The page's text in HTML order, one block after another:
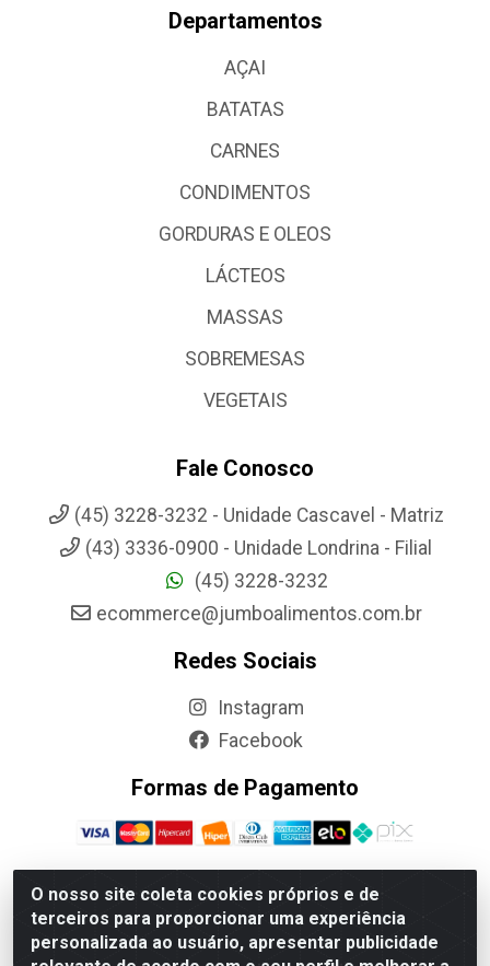
O nosso site coleta cookies próprios e de
terceiros para proporcionar uma experiência
personalizada ao usuário, apresentar publicidade
Departamentos
AÇAI
BATATAS
CARNES
CONDIMENTOS
GORDURAS E OLEOS
LÁCTEOS
MASSAS
SOBREMESAS
VEGETAIS
Fale Conosco
(45) 3228-3232 - Unidade Cascavel - Matriz
(43) 3336-0900 - Unidade Londrina - Filial
(45) 3228-3232
ecommerce@jumboalimentos.com.br
Redes Sociais
Instagram
Facebook
Formas de Pagamento
Jumbo Alimentos Cascavel - Matriz - Rua Itatiba Do Sul, 161 -
Santos Dumont, Cascavel-PR - CEP 85804-700- CNPJ